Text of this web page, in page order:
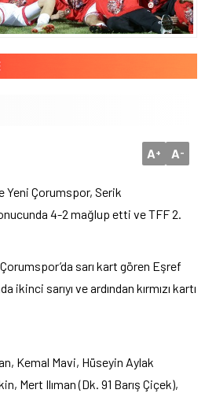
A+ A-
Çorumspor, Serik
4-2 mağlup etti ve TFF 2.
sarı kart gören Eşref
ikinci sarıyı ve ardından kırmızı kartı
Kemal Mavi, Hüseyin Aylak
Mert Ilıman (Dk. 91 Barış Çiçek),